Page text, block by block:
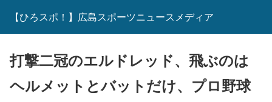
【ひろスポ！】広島スポーツニュースメディア
打撃二冠のエルドレッド、飛ぶのは
ヘルメットとバットだけ、プロ野球